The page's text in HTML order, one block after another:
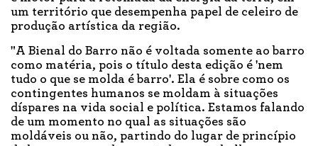
um território que desempenha papel de celeiro de
produção artística da região.
"A Bienal do Barro não é voltada somente ao barro
como matéria, pois o título desta edição é 'nem
tudo o que se molda é barro'. Ela é sobre como os
contingentes humanos se moldam à situações
díspares na vida social e política. Estamos falando
de um momento no qual as situações são
moldáveis ou não, partindo do lugar de princípio